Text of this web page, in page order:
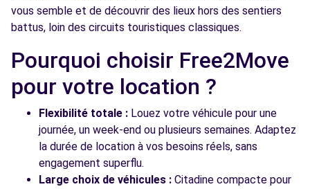
Free2Move Rent - GARAGE DU CHATER SARL
- FRANCHEVILLE (C)
7.4
FRANCHEVILLE, 69340
Voir l'agence
vous semble et de découvrir des lieux hors des sentiers
battus, loin des circuits touristiques classiques.
Pourquoi choisir Free2Move
pour votre location ?
Flexibilité totale : Louez votre véhicule pour une
journée, un week-end ou plusieurs semaines. Adaptez
la durée de location à vos besoins réels, sans
engagement superflu.
Large choix de véhicules : Citadine compacte pour